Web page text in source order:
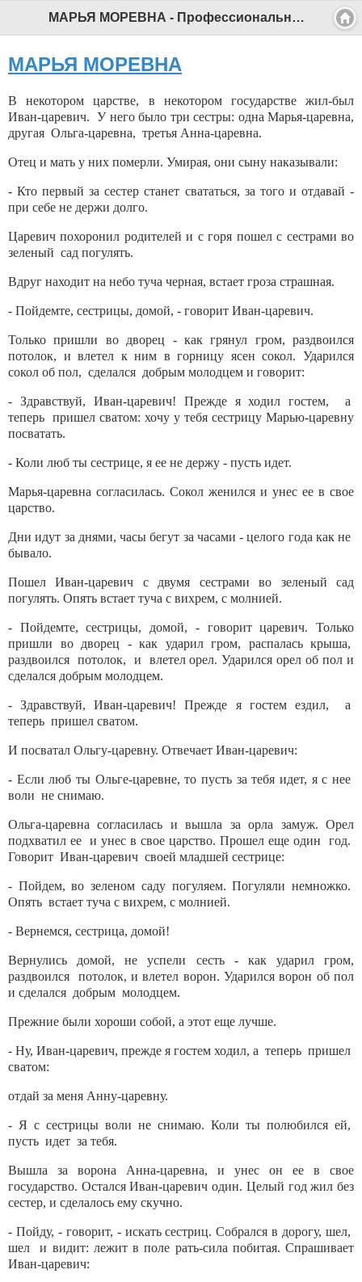
МАРЬЯ МОРЕВНА - Профессиональный педагог
МАРЬЯ МОРЕВНА
В некотором царстве, в некотором государстве жил-был
Иван-царевич. У него было три сестры: одна Марья-царевна,
другая Ольга-царевна, третья Анна-царевна.
Отец и мать у них померли. Умирая, они сыну наказывали:
- Кто первый за сестер станет свататься, за того и отдавай -
при себе не держи долго.
Царевич похоронил родителей и с горя пошел с сестрами во
зеленый сад погулять.
Вдруг находит на небо туча черная, встает гроза страшная.
- Пойдемте, сестрицы, домой, - говорит Иван-царевич.
Только пришли во дворец - как грянул гром, раздвоился
потолок, и влетел к ним в горницу ясен сокол. Ударился
сокол об пол, сделался добрым молодцем и говорит:
- Здравствуй, Иван-царевич! Прежде я ходил гостем, а
теперь пришел сватом: хочу у тебя сестрицу Марью-царевну
посватать.
- Коли люб ты сестрице, я ее не держу - пусть идет.
Марья-царевна согласилась. Сокол женился и унес ее в свое
царство.
Дни идут за днями, часы бегут за часами - целого года как не
бывало.
Пошел Иван-царевич с двумя сестрами во зеленый сад
погулять. Опять встает туча с вихрем, с молнией.
- Пойдемте, сестрицы, домой, - говорит царевич. Только
пришли во дворец - как ударил гром, распалась крыша,
раздвоился потолок, и влетел орел. Ударился орел об пол и
сделался добрым молодцем.
- Здравствуй, Иван-царевич! Прежде я гостем ездил, а
теперь пришел сватом.
И посватал Ольгу-царевну. Отвечает Иван-царевич:
- Если люб ты Ольге-царевне, то пусть за тебя идет, я с нее
воли не снимаю.
Ольга-царевна согласилась и вышла за орла замуж. Орел
подхватил ее и унес в свое царство. Прошел еще один год.
Говорит Иван-царевич своей младшей сестрице:
- Пойдем, во зеленом саду погуляем. Погуляли немножко.
Опять встает туча с вихрем, с молнией.
- Вернемся, сестрица, домой!
Вернулись домой, не успели сесть - как ударил гром,
раздвоился потолок, и влетел ворон. Ударился ворон об пол
и сделался добрым молодцем.
Прежние были хороши собой, а этот еще лучше.
- Ну, Иван-царевич, прежде я гостем ходил, а теперь пришел
сватом:
отдай за меня Анну-царевну.
- Я с сестрицы воли не снимаю. Коли ты полюбился ей,
пусть идет за тебя.
Вышла за ворона Анна-царевна, и унес он ее в свое
государство. Остался Иван-царевич один. Целый год жил без
сестер, и сделалось ему скучно.
- Пойду, - говорит, - искать сестриц. Собрался в дорогу, шел,
шел и видит: лежит в поле рать-сила побитая. Спрашивает
Иван-царевич: